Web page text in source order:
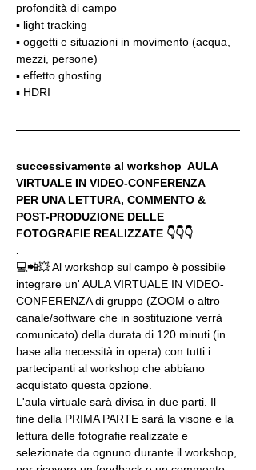
profondità di campo
▪️ light tracking
▪️ oggetti e situazioni in movimento (acqua,
mezzi, persone)
▪️ effetto ghosting
▪️ HDRI
successivamente al workshop  AULA
VIRTUALE IN VIDEO-CONFERENZA
PER UNA LETTURA, COMMENTO &
POST-PRODUZIONE DELLE
FOTOGRAFIE REALIZZATE 👇👇👇
.
💻📲💥 Al workshop sul campo è possibile
integrare un' AULA VIRTUALE IN VIDEO-
CONFERENZA di gruppo (ZOOM o altro
canale/software che in sostituzione verrà
comunicato) della durata di 120 minuti (in
base alla necessità in opera) con tutti i
partecipanti al workshop che abbiano
acquistato questa opzione.
L'aula virtuale sarà divisa in due parti. Il
fine della PRIMA PARTE sarà la visone e la
lettura delle fotografie realizzate e
selezionate da ognuno durante il workshop,